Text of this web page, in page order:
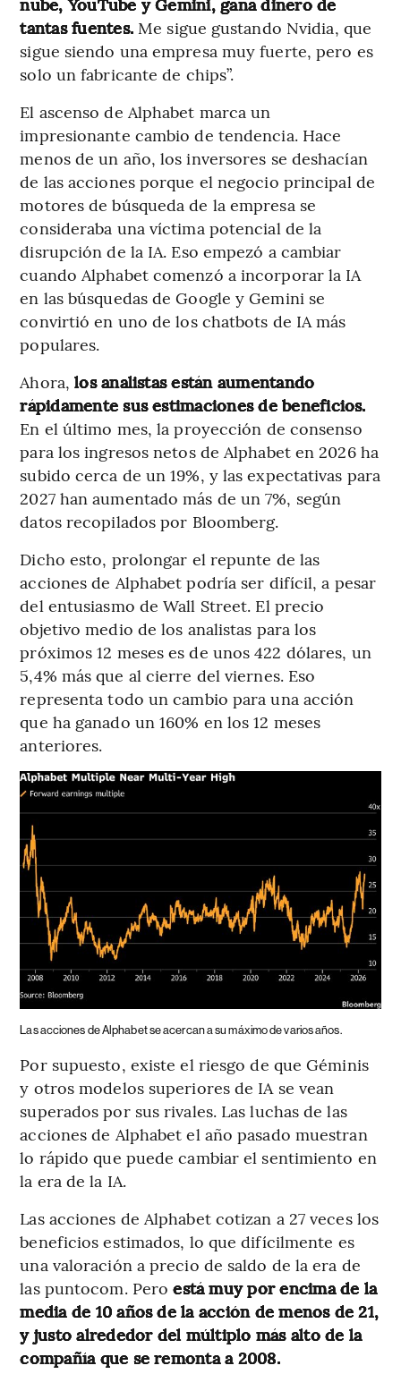
tantas fuentes. Me sigue gustando Nvidia, que
sigue siendo una empresa muy fuerte, pero es
solo un fabricante de chips”.
El ascenso de Alphabet marca un
impresionante cambio de tendencia. Hace
menos de un año, los inversores se deshacían
de las acciones porque el negocio principal de
motores de búsqueda de la empresa se
consideraba una víctima potencial de la
disrupción de la IA. Eso empezó a cambiar
cuando Alphabet comenzó a incorporar la IA
en las búsquedas de Google y Gemini se
convirtió en uno de los chatbots de IA más
populares.
Ahora,los analistas están aumentando
rápidamente sus estimaciones de beneficios.
En el último mes, la proyección de consenso
para los ingresos netos de Alphabet en 2026 ha
subido cerca de un 19%, y las expectativas para
2027 han aumentado más de un 7%, según
datos recopilados por Bloomberg.
Dicho esto, prolongar el repunte de las
acciones de Alphabet podría ser difícil, a pesar
del entusiasmo de Wall Street. El precio
objetivo medio de los analistas para los
próximos 12 meses es de unos 422 dólares, un
5,4% más que al cierre del viernes. Eso
representa todo un cambio para una acción
que ha ganado un 160% en los 12 meses
anteriores.
Las acciones de Alphabet se acercan a su máximo de varios años.
Por supuesto, existe el riesgo de que Géminis
y otros modelos superiores de IA se vean
superados por sus rivales. Las luchas de las
acciones de Alphabet el año pasado muestran
lo rápido que puede cambiar el sentimiento en
la era de la IA.
Las acciones de Alphabet cotizan a 27 veces los
beneficios estimados, lo que difícilmente es
una valoración a precio de saldo de la era de
las puntocom. Peroestá muy por encima de la
media de 10 años de la acción de menos de 21,
y justo alrededor del múltiplo más alto de la
compañía que se remonta a 2008.